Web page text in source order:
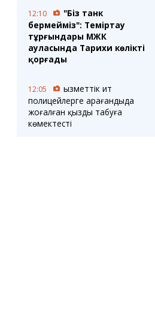
12:10
"Біз танк
бермейміз": Теміртау
тұрғындары МЖК
ауласында Тарихи көлікті
қорғады
12:05
Қызметтік ит
полицейлерге Қарағандыда
жоғалған қызды табуға
көмектесті